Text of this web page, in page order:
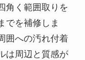
角く範囲取りを
でを補修しま
囲への汚れ付着
は周辺と質感が